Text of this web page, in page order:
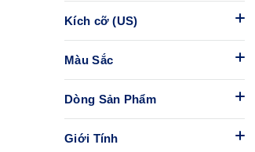
Kích cỡ (US)
Màu Sắc
Dòng Sản Phẩm
Giới Tính